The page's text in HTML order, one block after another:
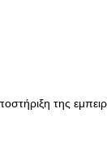
της